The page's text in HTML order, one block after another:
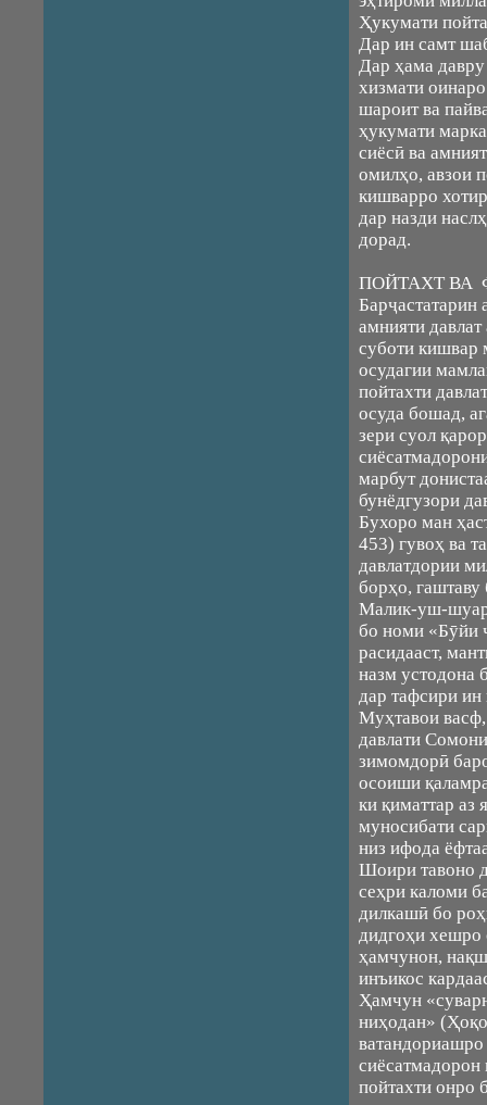
Ҳукумати
Дар ин самт
Дар ҳама давру
хизмати
шароит ва
ҳукумати
сиёсӣ ва
омилҳо, авзои
кишварро
дар назди
дорад.
ПОЙТАХТ ВА
амнияти
суботи кишвар
осудагии
пойтахти
осуда бошад,
зери суол
марбут
бунёдгузори
Бухоро ман
453) гувоҳ ва
давлатдории
борҳо, гаштаву
Малик-уш-
бо номи «Бӯйи
расидааст,
назм устодона
дар тафсири
Муҳтавои
давлати
зимомдорӣ
осоиши
ки қиматтар аз
муносибати
низ ифода
Шоири тавоно
сеҳри каломи
дилкашӣ бо
дидгоҳи хешро
ҳамчунон,
инъикос
Ҳамчун
ниҳодан»
сиёсатмадорон
пойтахти онро